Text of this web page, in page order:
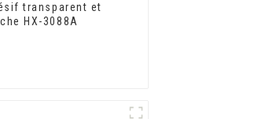
transparent et
HX-3088A